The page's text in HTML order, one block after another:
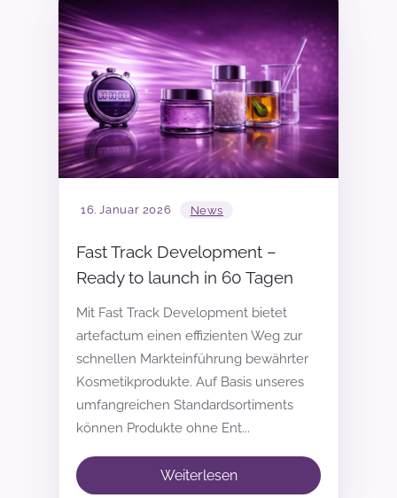
Fast Track Development –
Ready to launch in 60 Tagen
16. Januar 2026 News
Mit Fast Track Development bietet
artefactum einen effizienten Weg zur
schnellen Markteinführung bewährter
Kosmetikprodukte. Auf Basis unseres
umfangreichen Standardsortiments
können Produkte ohne Ent...
Weiterlesen